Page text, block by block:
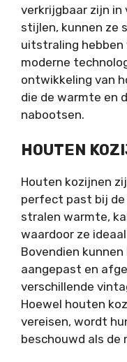
verkrijgbaar zijn in
stijlen, kunnen ze
uitstraling hebben
moderne
ontwikkeling van
die de warmte en
nabootsen.
HOUTEN
Houten kozijnen
perfect past bij
stralen warmte,
waardoor ze
Bovendien
aangepast en
verschillende
Hoewel houten
vereisen, wordt
beschouwd als de